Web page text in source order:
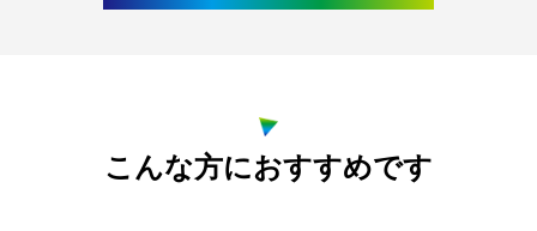
こんな方におすすめです